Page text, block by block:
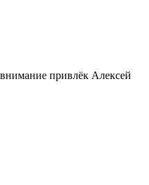
привлёк Алексей